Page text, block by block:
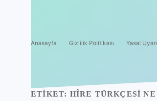
Anasayfa Gizlilik Politikası Yasal Uyarı
ETIKET: HÎRE TÜRKÇESI NE